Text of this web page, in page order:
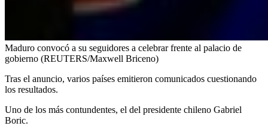
Maduro convocó a su seguidores a celebrar frente al palacio de
gobierno (REUTERS/Maxwell Briceno)
Tras el anuncio, varios países emitieron comunicados cuestionando
los resultados.
Uno de los más contundentes, el del presidente chileno Gabriel
Boric.